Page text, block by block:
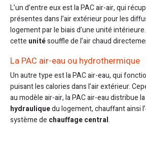
L’un d’entre eux est la PAC air-air, qui
présentes dans l’air extérieur pour les
logement par le biais d’une unité
cette unitésouffle de l’air chaud
La PAC air-eau ou hydrothermique
Un autre type est la PAC air-eau, qui
puisant les calories dans l’air extérieur.
au modèle air-air, la PAC air-eau distribue
hydrauliquedu logement, chauffant ainsi
système de chauffage central.